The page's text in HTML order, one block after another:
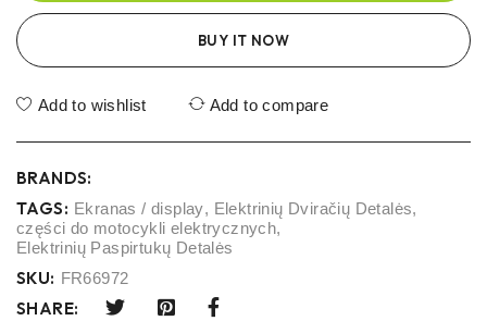
BUY IT NOW
Add to wishlist Add to compare
BRANDS:
TAGS: Ekranas / display, Elektrinių Dviračių Detalės,
części do motocykli elektrycznych,
Elektrinių Paspirtukų Detalės
SKU: FR66972
SHARE: